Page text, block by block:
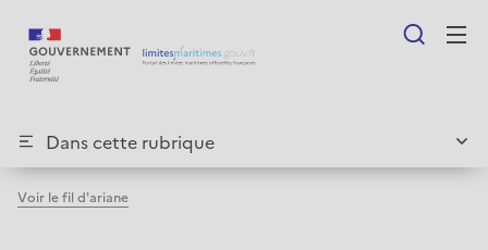
contenu
principal
Fvoir le fil d'ariane
Dans cette rubrique